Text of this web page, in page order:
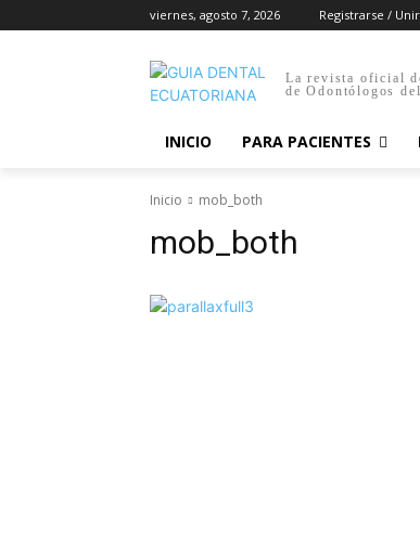
viernes, agosto 7, 2026 Registrarse /
La revista oficial
de Odontólogos
INICIO PARA PACIENTES
Inicio mob_both
mob_both